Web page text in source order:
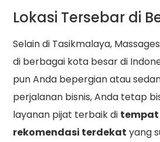
Lokasi Tersebar di
Selain di Tasikmalaya,
di berbagai kota besar di
pun Anda bepergian atau
perjalanan bisnis, Anda tetap
layanan pijat terbaik di
rekomendasi terdekat yang